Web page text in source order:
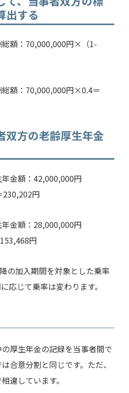
出する
額： 70,000,000円×（1-
額： 70,000,000円×0.4＝
双方の老齢厚生年金
金額： 42,000,000円
230,202円
金額： 28,000,000円
円
の加入期間を対象とした乗率
応じて乗率は変わります。
厚生年金の記録を当事者間で
合意分割と同じです。ただ、
違しています。